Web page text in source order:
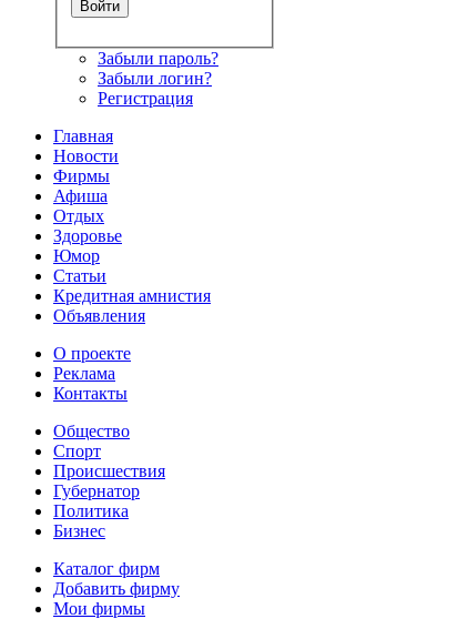
Забыли пароль?
Забыли логин?
Регистрация
Главная
Новости
Фирмы
Афиша
Отдых
Здоровье
Юмор
Статьи
Кредитная амнистия
Объявления
О проекте
Реклама
Контакты
Общество
Спорт
Происшествия
Губернатор
Политика
Бизнес
Каталог фирм
Добавить фирму
Мои фирмы